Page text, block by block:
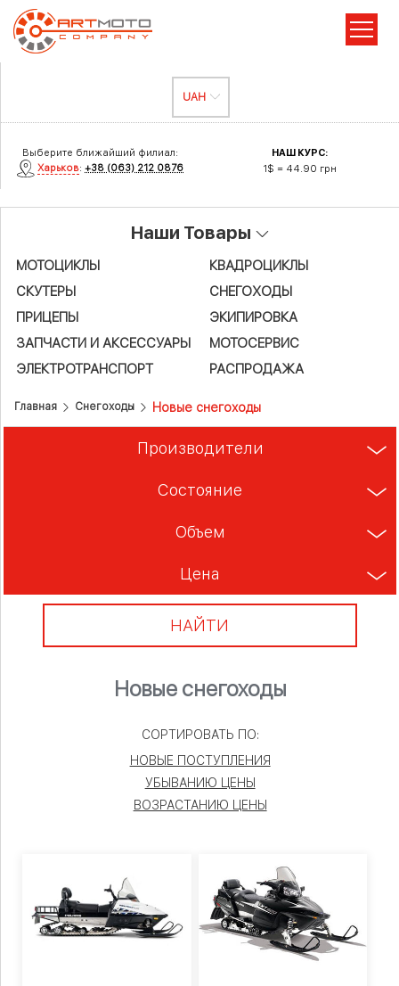
Выберите ближайший филиал:
Харьков:+38 (063) 212 0876
НАШ КУРС:
1$ = 44.90 грн
Наши Товары
МОТОЦИКЛЫ
КВАДРОЦИКЛЫ
СКУТЕРЫ
СНЕГОХОДЫ
ПРИЦЕПЫ
ЭКИПИРОВКА
ЗАПЧАСТИ И АКСЕСCУАРЫ
МОТОСЕРВИС
ЭЛЕКТРОТРАНСПОРТ
РАСПРОДАЖА
Главная Снегоходы Новые снегоходы
Производители
Состояние
Объем
Цена
НАЙТИ
Новые снегоходы
СОРТИРОВАТЬ ПО:
НОВЫЕ ПОСТУПЛЕНИЯ
УБЫВАНИЮ ЦЕНЫ
ВОЗРАСТАНИЮ ЦЕНЫ